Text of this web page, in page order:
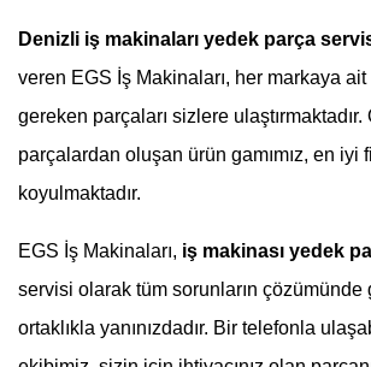
Denizli iş makinaları yedek parça
veren EGS İş Makinaları, her markaya ait
gereken parçaları sizlere
parçalardan oluşan ürün gamımız, en iyi
koyulmaktadır.
EGS İş Makinaları, iş makinası yedek
servisi olarak tüm sorunların çözümünde
ortaklıkla yanınızdadır. Bir telefonla